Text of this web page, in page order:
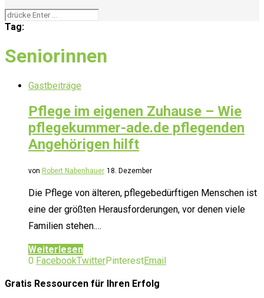
Tag:
Seniorinnen
Gastbeiträge
Pflege im eigenen Zuhause – Wie
pflegekummer-ade.de pflegenden
Angehörigen hilft
von Robert Nabenhauer 18. Dezember
Die Pflege von älteren, pflegebedürftigen Menschen ist
eine der größten Herausforderungen, vor denen viele
Familien stehen.…
Weiterlesen
0 FacebookTwitterPinterestEmail
Gratis Ressourcen für Ihren Erfolg